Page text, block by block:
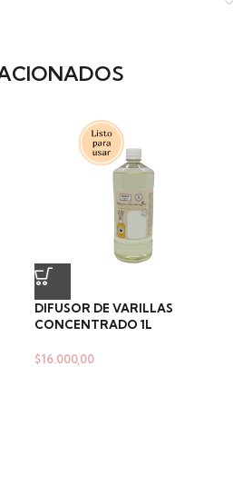
DIFUSOR DE VARILLAS
CONCENTRADO 1L
$16.000,00